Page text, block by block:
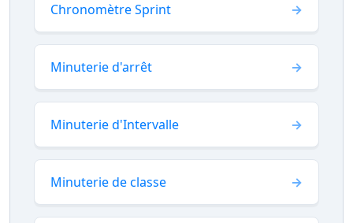
Chronomètre Sprint
Minuterie d'arrêt
Minuterie d'Intervalle
Minuterie de classe